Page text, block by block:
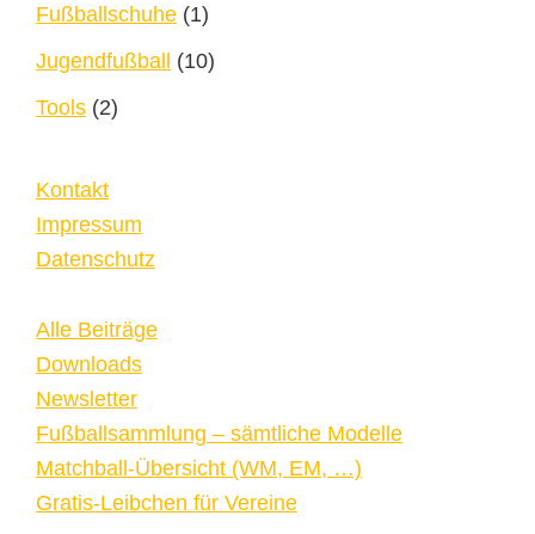
Fußballschuhe (1)
Jugendfußball (10)
Tools (2)
Kontakt
Impressum
Datenschutz
Alle Beiträge
Downloads
Newsletter
Fußballsammlung – sämtliche Modelle
Matchball-Übersicht (WM, EM, …)
Gratis-Leibchen für Vereine